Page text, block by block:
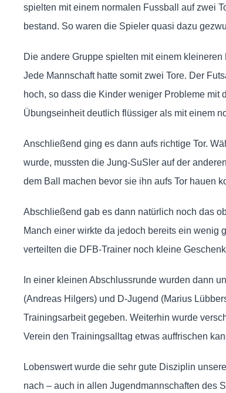
spielten mit einem normalen Fussball auf zwei
bestand. So waren die Spieler quasi dazu
Die andere Gruppe spielten mit einem
Jede Mannschaft hatte somit zwei Tore. Der
hoch, so dass die Kinder weniger Probleme
Übungseinheit deutlich flüssiger als mit einem
Anschließend ging es dann aufs richtige Tor.
wurde, mussten die Jung-SuSler auf der
dem Ball machen bevor sie ihn aufs Tor hauen
Abschließend gab es dann natürlich noch das
Manch einer wirkte da jedoch bereits ein wenig
verteilten die DFB-Trainer noch kleine
In einer kleinen Abschlussrunde wurden dann
(Andreas Hilgers) und D-Jugend (Marius
Trainingsarbeit gegeben. Weiterhin wurde
Verein den Trainingsalltag etwas auffrischen
Lobenswert wurde die sehr gute Disziplin
nach – auch in allen Jugendmannschaften des